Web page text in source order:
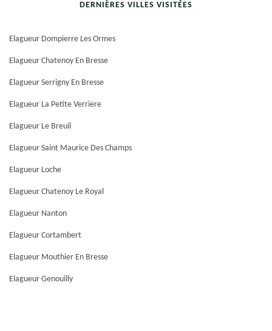
DERNIÈRES VILLES VISITÉES
Elagueur Dompierre Les Ormes
Elagueur Chatenoy En Bresse
Elagueur Serrigny En Bresse
Elagueur La Petite Verriere
Elagueur Le Breuil
Elagueur Saint Maurice Des Champs
Elagueur Loche
Elagueur Chatenoy Le Royal
Elagueur Nanton
Elagueur Cortambert
Elagueur Mouthier En Bresse
Elagueur Genouilly